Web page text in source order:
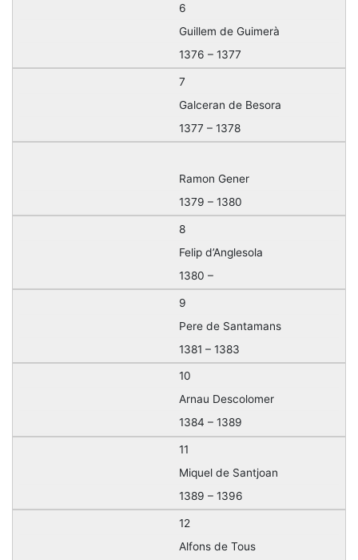
6
Guillem de Guimerà
1376 – 1377
7
Galceran de Besora
1377 – 1378
Ramon Gener
1379 – 1380
8
Felip d’Anglesola
1380 –
9
Pere de Santamans
1381 – 1383
10
Arnau Descolomer
1384 – 1389
11
Miquel de Santjoan
1389 – 1396
12
Alfons de Tous